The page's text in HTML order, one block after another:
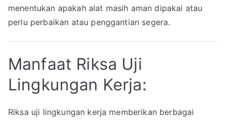
menentukan apakah alat masih aman dipakai atau
perlu perbaikan atau penggantian segera.
Manfaat Riksa Uji
Lingkungan Kerja:
Riksa uji lingkungan kerja memberikan berbagai